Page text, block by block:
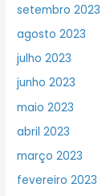
setembro 2023
agosto 2023
julho 2023
junho 2023
maio 2023
abril 2023
março 2023
fevereiro 2023